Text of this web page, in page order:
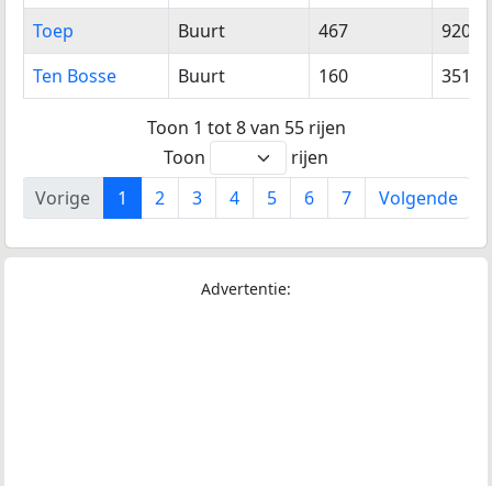
Toep Buurt 467
920
Ten Bosse
Buurt 160 351
Toon 1 tot 8 van 55 rijen
Toon
rijen
Vorige
1 2 3 4 5 6 7 Volgende
Advertentie: